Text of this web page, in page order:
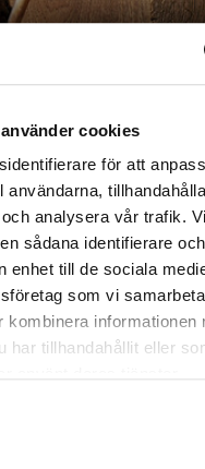
cookies
för att
användarna,
analysera vår trafik. Vi
sådana identifierare
enhet till de sociala
som vi
kombinera informationen
har tillhandahållit eller